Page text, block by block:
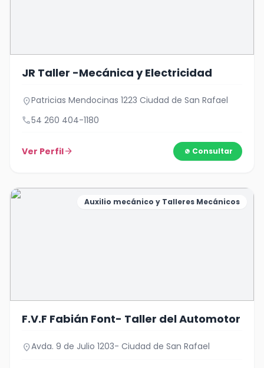
JR Taller -Mecánica y Electricidad
location_onPatricias Mendocinas 1223 Ciudad de San Rafael
call54 260 404-1180
Ver Perfilarrow_forward Consultar
Auxilio mecánico y Talleres Mecánicos
F.V.F Fabián Font- Taller del Automotor
location_onAvda. 9 de Julio 1203- Ciudad de San Rafael